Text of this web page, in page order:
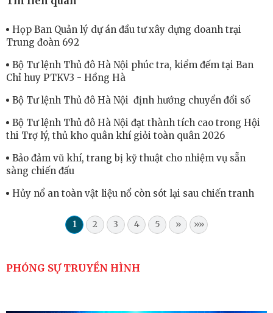
Họp Ban Quản lý dự án đầu tư xây dựng doanh trại
Trung đoàn 692
Bộ Tư lệnh Thủ đô Hà Nội phúc tra, kiểm đếm tại Ban
Chỉ huy PTKV3 - Hồng Hà
Bộ Tư lệnh Thủ đô Hà Nội định hướng chuyển đổi số
Bộ Tư lệnh Thủ đô Hà Nội đạt thành tích cao trong Hội
thi Trợ lý, thủ kho quân khí giỏi toàn quân 2026
Bảo đảm vũ khí, trang bị kỹ thuật cho nhiệm vụ sẵn
sàng chiến đấu
Hủy nổ an toàn vật liệu nổ còn sót lại sau chiến tranh
1 2 3 4 5 » »»
PHÓNG SỰ TRUYỀN HÌNH